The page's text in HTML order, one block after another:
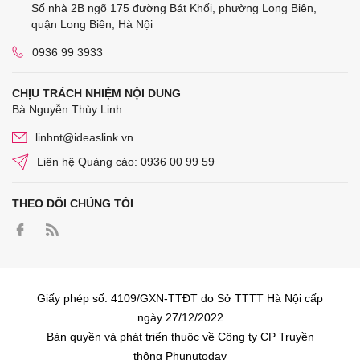
Số nhà 2B ngõ 175 đường Bát Khối, phường Long Biên,
quận Long Biên, Hà Nội
0936 99 3933
CHỊU TRÁCH NHIỆM NỘI DUNG
Bà Nguyễn Thùy Linh
linhnt@ideaslink.vn
Liên hệ Quảng cáo: 0936 00 99 59
THEO DÕI CHÚNG TÔI
Giấy phép số: 4109/GXN-TTĐT do Sở TTTT Hà Nội cấp
ngày 27/12/2022
Bản quyền và phát triển thuộc về Công ty CP Truyền
thông Phunutoday